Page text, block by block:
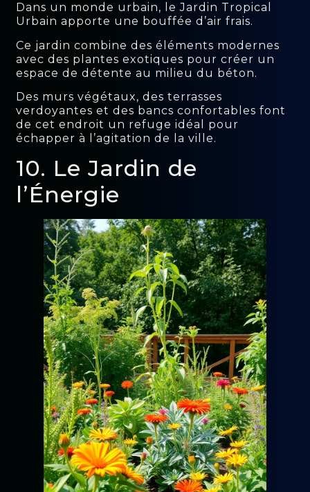
Dans un monde urbain, le Jardin Tropical
Urbain apporte une bouffée d’air frais.
Ce jardin combine des éléments modernes
avec des plantes exotiques pour créer un
espace de détente au milieu du béton.
Des murs végétaux, des terrasses
verdoyantes et des bancs confortables font
de cet endroit un refuge idéal pour
échapper à l’agitation de la ville.
10. Le Jardin de
l’Énergie